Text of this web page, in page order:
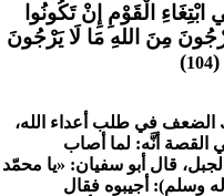
الْقَوْمِ إِنْ تَكُونُوا
مِنَ اللهِ مَا لَا يَرْجُونَ
(
104
)
الضعف في طلب أعداء الله،
القصة أنَّه: لما أصاب
قال أبو سفيان: «يا محمّد
وسلم): أجيبوه فقال